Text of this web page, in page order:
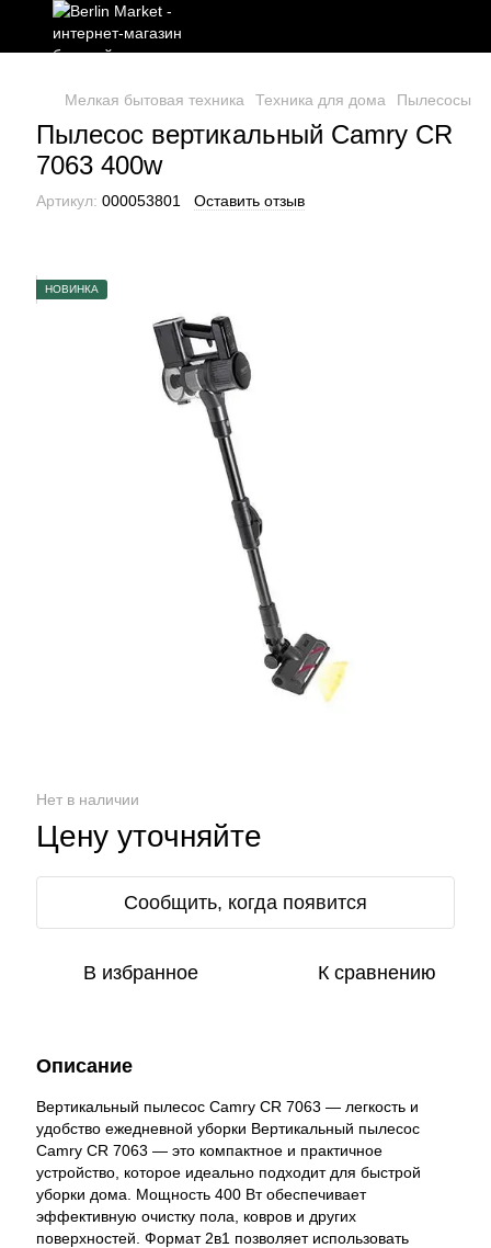
Мелкая бытовая техника Техника для дома Пылесосы
Пылесос вертикальный Camry CR
7063 400w
Артикул: 000053801 Оставить отзыв
НОВИНКА
Нет в наличии
Цену уточняйте
Сообщить, когда появится
В избранное К сравнению
Описание
Вертикальный пылесос Camry CR 7063 — легкость и
удобство ежедневной уборки Вертикальный пылесос
Camry CR 7063 — это компактное и практичное
устройство, которое идеально подходит для быстрой
уборки дома. Мощность 400 Вт обеспечивает
эффективную очистку пола, ковров и других
поверхностей. Формат 2в1 позволяет использовать